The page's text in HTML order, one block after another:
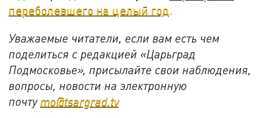
переболевшего на целый год.
Уважаемые читатели, если вам есть чем
поделиться с редакцией «Царьград
Подмосковье», присылайте свои наблюдения,
вопросы, новости на электронную
почту mo@tsargrad.tv